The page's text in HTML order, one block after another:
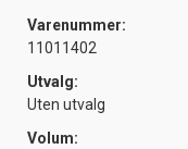
Varenummer:
11011402
Utvalg:
Uten utvalg
Volum: